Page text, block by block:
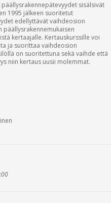
sisälsivät
1995 jälkeen suoritetut
edellyttävät vaihdeosion
päällysrakennemukaisen
kertaajalle. Kertauskurssille voi
ja suorittaa vaihdeosion
on suoritettuna sekä vaihde että
niin kertaus uusii molemmat.